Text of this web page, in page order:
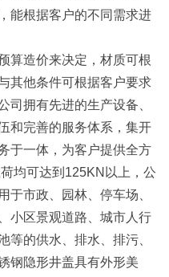
能根据客户的不同需求进
算造价来决定，材质可根
其他条件可根据客户要求
司拥有先进的生产设备、
和完善的服务体系，集开
于一体，为客户提供全方
均可达到125KN以上，公
于市政、园林、停车场、
小区景观道路、城市人行
等的供水、排水、排污、
钢隐形井盖具有外形美